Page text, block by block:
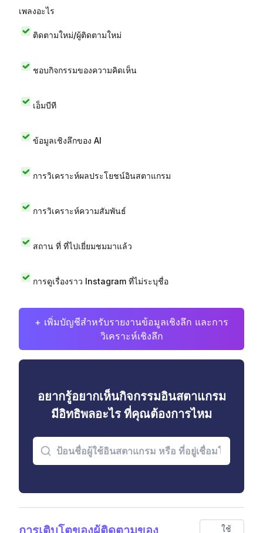
เพลงอะไร
ติดตามใหม่/ผู้ติดตามใหม่
ชอบกิจกรรมของความคิดเห็น
เอ็มบีที
ข้อมูลเชิงลึกของ AI
การวิเคราะห์ผลประโยชน์อินสตาแกรม
การวิเคราะห์ความสัมพันธ์
สถาน ที่ ที่ไปเยี่ยมชมมาแล้ว
การดูเรื่องราว Instagram ที่ไม่ระบุชื่อ
+ เพิ่มบัญชีสำหรับรายงานข้อมูลเชิงลึก และการ
วิเคราะห์เชิงลึก
อยากรู้อยากเห็นกิจกรรมอินสตาแกรม
มีอิทธิพลอะไร ที่คุณต้องการไหม
ใช้